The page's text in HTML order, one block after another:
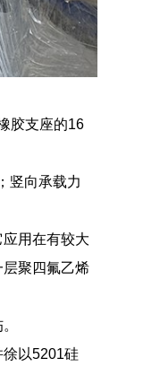
胶支座的16
竖向承载力
用在有较大
聚四氟乙烯
以5201硅